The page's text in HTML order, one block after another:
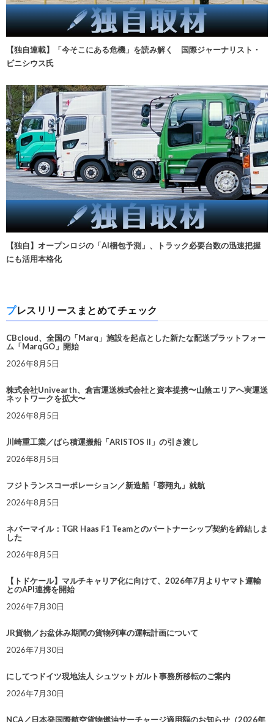
【独自連載】「今そこにある危機」を読み解く 国際ジャーナリスト・
ビニシウス氏
【独自】オープンロジの「AI梱包予測」、トラック必要台数の迅速把握
にも活用本格化
プレスリリースまとめてチェック
CBcloud、全国の「Marq」施設を起点とした新たな配送プラットフォー
ム「MarqGO」開始
2026年8月5日
株式会社Univearth、倉吉運送株式会社と資本提携〜山陰エリアへ実運送
ネットワークを拡大〜
2026年8月5日
川崎重工業／ばら積運搬船「ARISTOS II」の引き渡し
2026年8月5日
フジトランスコーポレーション／新造船「蓉翔丸」就航
2026年8月5日
ネバーマイル：TGR Haas F1 Teamとのパートナーシップ契約を締結しま
した
2026年8月5日
【トドケール】マルチキャリア化に向けて、2026年7月よりヤマト運輸
とのAPI連携を開始
2026年7月30日
JR貨物／お盆休み期間の貨物列車の運転計画について
2026年7月30日
にしてつドイツ現地法人 シュツットガルト事務所移転のご案内
2026年7月30日
NCA／日本発国際航空貨物燃油サーチャージ適用額のお知らせ（2026年